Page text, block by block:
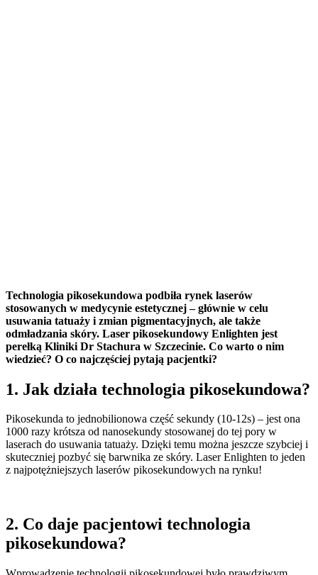
Technologia pikosekundowa podbiła rynek laserów
stosowanych w medycynie estetycznej – głównie w celu
usuwania tatuaży i zmian pigmentacyjnych, ale także
odmładzania skóry. Laser pikosekundowy Enlighten jest
perełką Kliniki Dr Stachura w Szczecinie. Co warto o nim
wiedzieć? O co najczęściej pytają pacjentki?
1. Jak działa technologia pikosekundowa?
Pikosekunda to jednobilionowa część sekundy (10-12s) – jest ona
1000 razy krótsza od nanosekundy stosowanej do tej pory w
laserach do usuwania tatuaży. Dzięki temu można jeszcze szybciej i
skuteczniej pozbyć się barwnika ze skóry. Laser Enlighten to jeden
z najpotężniejszych laserów pikosekundowych na rynku!
2. Co daje pacjentowi technologia
pikosekundowa?